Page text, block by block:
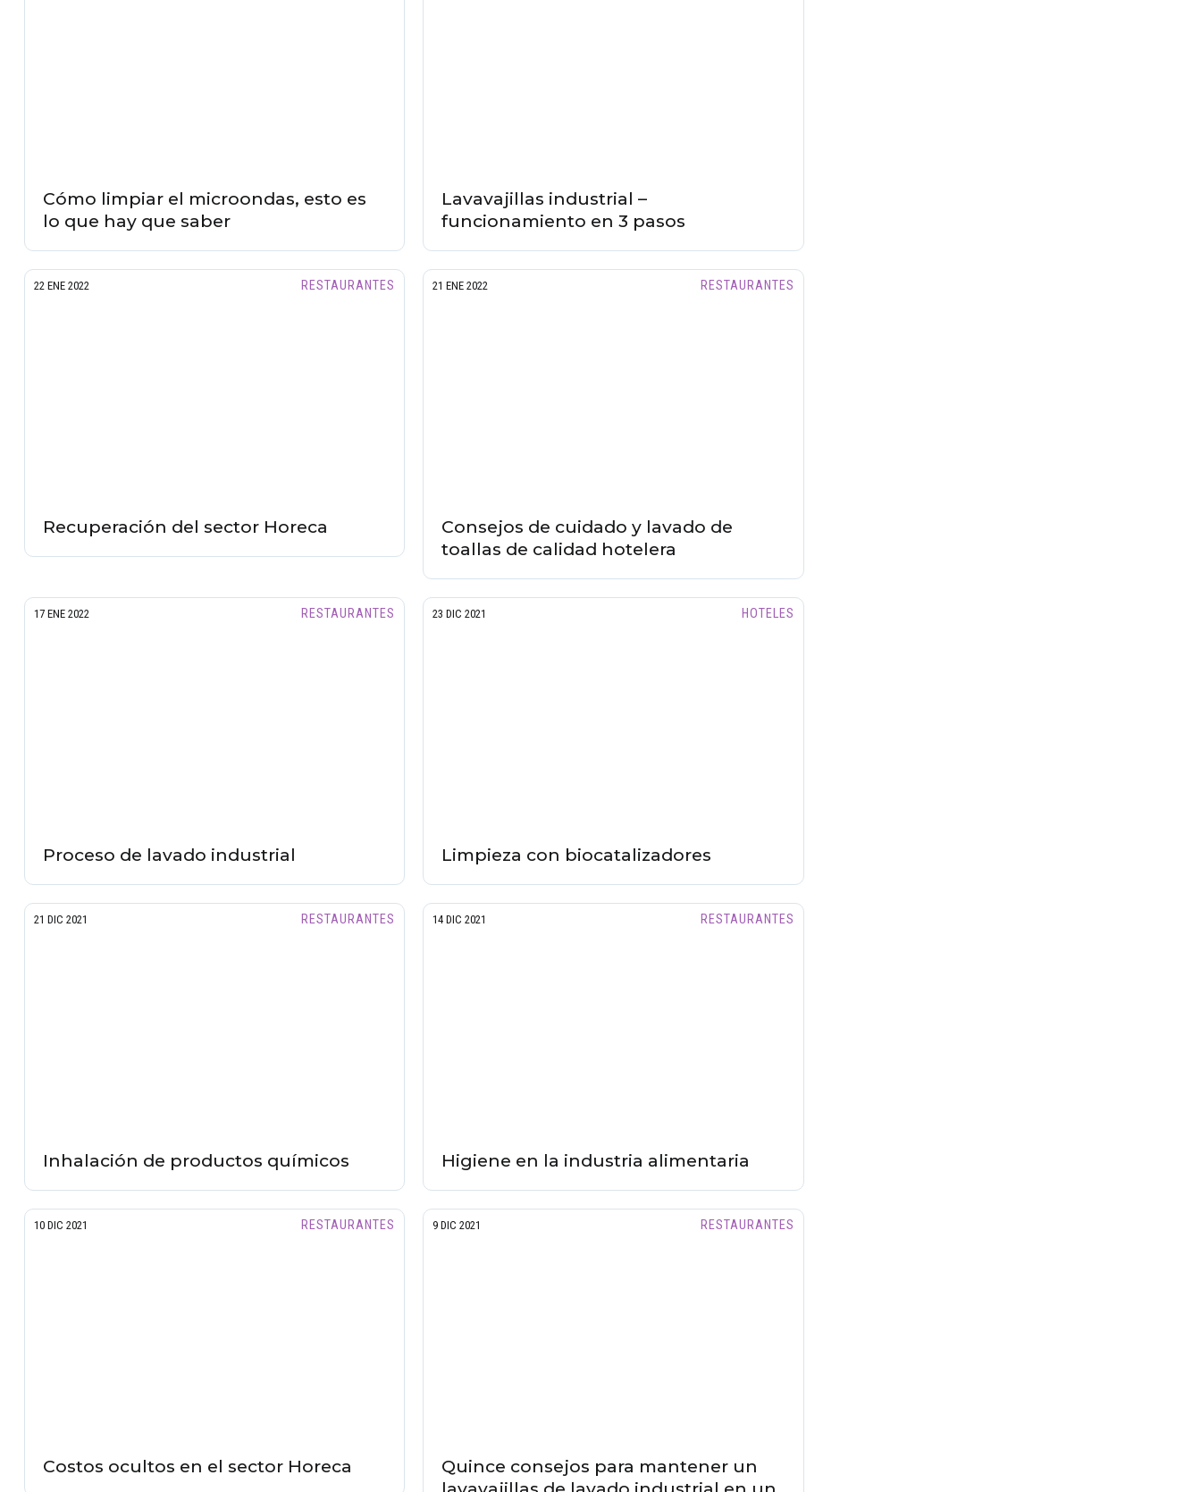
Cómo limpiar el microondas, esto es
lo que hay que saber
Lavavajillas industrial –
funcionamiento en 3 pasos
22 ENE 2022 RESTAURANTES
Recuperación del sector Horeca
21 ENE 2022 RESTAURANTES
Consejos de cuidado y lavado de
toallas de calidad hotelera
17 ENE 2022 RESTAURANTES
Proceso de lavado industrial
23 DIC 2021 HOTELES
Limpieza con biocatalizadores
21 DIC 2021 RESTAURANTES
Inhalación de productos químicos
14 DIC 2021 RESTAURANTES
Higiene en la industria alimentaria
10 DIC 2021 RESTAURANTES
Costos ocultos en el sector Horeca
9 DIC 2021 RESTAURANTES
Quince consejos para mantener un